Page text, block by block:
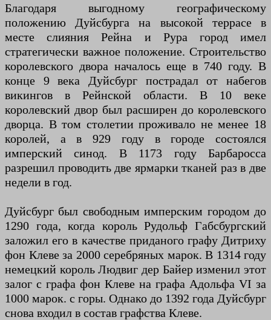
Благодаря выгодному географическому
положению Дуйсбурга на высокой террасе в
месте слияния Рейна и Рура город имел
стратегически важное положение. Строительство
королевского двора началось еще в 740 году. В
конце 9 века Дуйсбург пострадал от набегов
викингов в Рейнской области. В 10 веке
королевский двор был расширен до королевского
дворца. В том столетии проживало не менее 18
королей, а в 929 году в городе состоялся
имперский синод. В 1173 году Барбаросса
разрешил проводить две ярмарки тканей раз в две
недели в год.
Дуйсбург был свободным имперским городом до
1290 года, когда король Рудольф Габсбургский
заложил его в качестве приданого графу Дитриху
фон Клеве за 2000 серебряных марок. В 1314 году
немецкий король Людвиг дер Байер изменил этот
залог с графа фон Клеве на графа Адольфа VI за
1000 марок. с горы. Однако до 1392 года Дуйсбург
снова входил в состав графства Клеве.